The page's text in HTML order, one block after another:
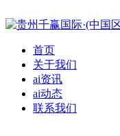
首页
关于我们
ai资讯
ai动态
联系我们